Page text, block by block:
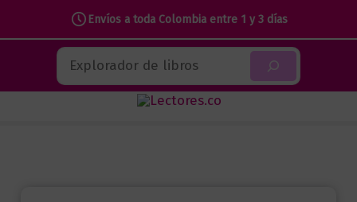
Envíos a toda Colombia entre 1 y 3 días
contenido
Buscar